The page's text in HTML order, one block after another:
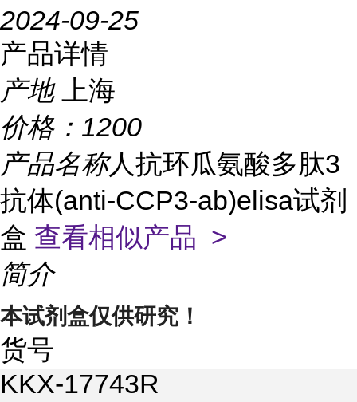
2024-09-25
产品详情
产地
上海
价格： 1200
产品名称人抗环瓜氨酸多肽3
抗体(anti-CCP3-ab)elisa试剂
盒 查看相似产品 >
简介
本试剂盒仅供研究！
货号
KKX-17743R